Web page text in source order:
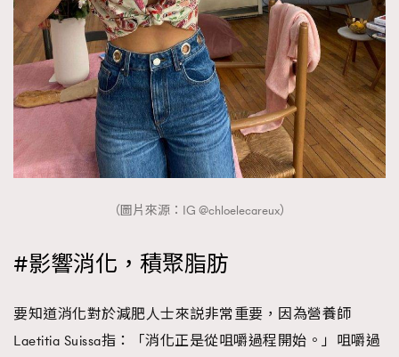
（圖片來源：IG @chloelecareux）
#影響消化，積聚脂肪
要知道消化對於減肥人士來説非常重要，因為營養師
Laetitia Suissa指：「消化正是從咀嚼過程開始。」咀嚼過